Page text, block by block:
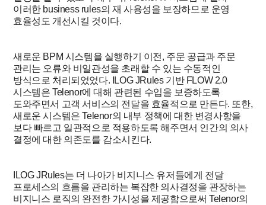
이러한 business rules의 재 사용성을 보장하므로 운영
효율성도 개선시킬 것이다.
새로운 BPM 시스템을 실행하기 이전, 주문 공급과 주문
관리는 오류와 비일관성을 초래할 수 있는 수동적인
방식으로 처리되었었다. ILOG JRules 기반 FLOW 2.0
시스템은 Telenor에 대해 관련된 수입을 보증하도록
도와주면서 고객 서비스의 전달을 효율적으로 만든다. 또한,
새로운 시스템은 Telenor의 내부 정책에 대한 변경사항을
보다 빠르고 일관적으로 적용하도록 해주면서 인간의 의사
결정에 대한 의존도를 감소시킨다.
ILOG JRules는 더 나아가 비지니스 유저들에게 전달
프로세스의 흐름을 관리하는 복잡한 의사결정을 관장하는
비지니스 로직의 완전한 가시성을 제공함으로써 Telenor의